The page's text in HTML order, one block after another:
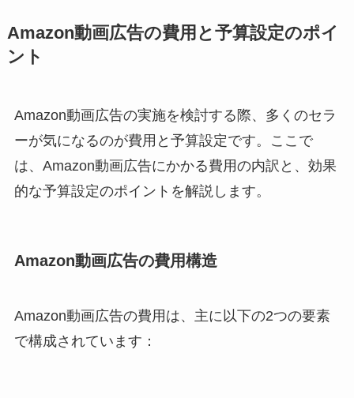
Amazon動画広告の費用と予算設定のポイ
ント
Amazon動画広告の実施を検討する際、多くのセラ
ーが気になるのが費用と予算設定です。ここで
は、Amazon動画広告にかかる費用の内訳と、効果
的な予算設定のポイントを解説します。
Amazon動画広告の費用構造
Amazon動画広告の費用は、主に以下の2つの要素
で構成されています：